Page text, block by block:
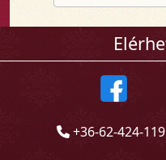
+36-62-424-119